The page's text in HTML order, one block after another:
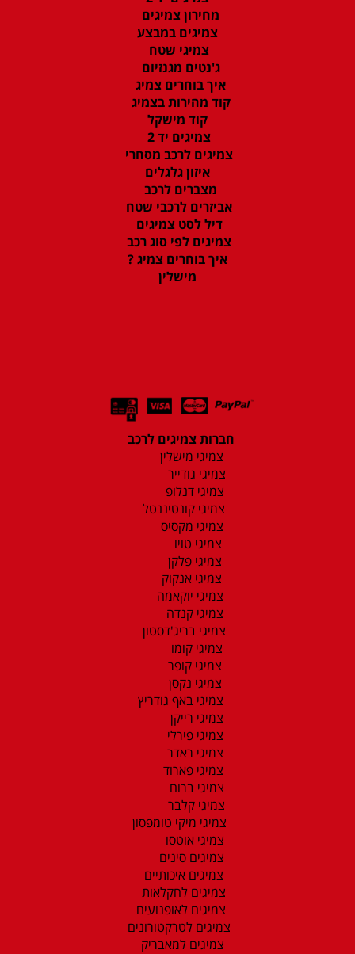
מחירון צמיגים
צמיגים במבצע
צמיגי שטח
ג'נטים מגנזיום
איך בוחרים צמיג
קוד מהירות בצמיג
קוד מישקל
צמיגים יד 2
צמיגים לרכב מסחרי
איזון גלגלים
מצברים לרכב
אביזרים לרכבי שטח
דיל לסט צמיגים
צמיגים לפי סוג רכב
איך בוחרים צמיג ?
מישלין
חברות צמיגים לרכב
צמיגי מישלין
צמיגי גודייר
צמיגי דנלופ
צמיגי קונטיננטל
צמיגי מקסיס
צמיגי טויו
צמיגי פלקן
צמיגי אנקוק
צמיגי יוקאמה
צמיגי קנדה
צמיגי בריג'דסטון
צמיגי קומו
צמיגי קופר
צמיגי נקסן
צמיגי באף גודריץ
צמיגי רייקן
צמיגי פירלי
צמיגי ראדר
צמיגי פארוד
צמיגי ברום
צמיגי קלבר
צמיגי מיקי טומפסון
צמיגי אוטסו
צמיגים סינים
צמיגים איכותיים
צמיגים לחקלאות
צמיגים לאופנועים
צמיגים לטרקטורונים
צמיגים למאבריק